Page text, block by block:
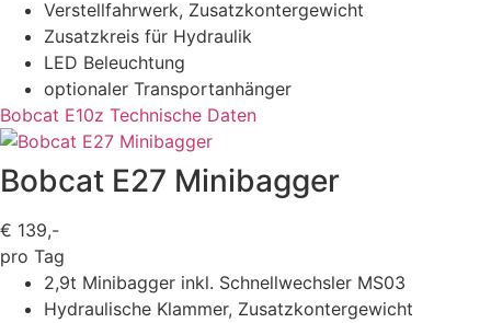
Verstellfahrwerk, Zusatzkontergewicht
Zusatzkreis für Hydraulik
LED Beleuchtung
optionaler Transportanhänger
Bobcat E10z Technische Daten
Bobcat E27 Minibagger
€ 139,-
pro Tag
2,9t Minibagger inkl. Schnellwechsler MS03
Hydraulische Klammer, Zusatzkontergewicht